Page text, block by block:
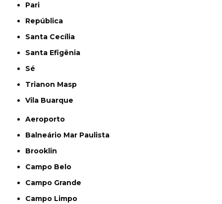
Pari
República
Santa Cecília
Santa Efigênia
Sé
Trianon Masp
Vila Buarque
Aeroporto
Balneário Mar Paulista
Brooklin
Campo Belo
Campo Grande
Campo Limpo